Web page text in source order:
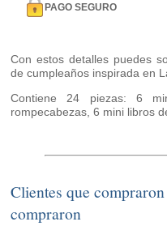
PAGO SEGURO
Con estos detalles puedes
de cumpleaños inspirada en
Contiene 24 piezas: 6
rompecabezas, 6 mini libros
Clientes que
compraron